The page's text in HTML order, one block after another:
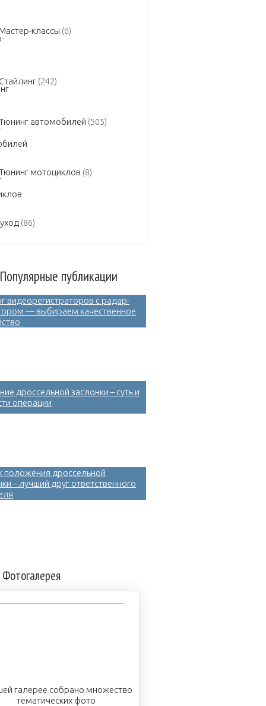
классы (6)
Стайлинг (242)
автомобилей (505)
мотоциклов (8)
(86)
Популярные публикации
видеорегистраторов с радар-
— выбираем качественное
дроссельной заслонки – суть и
операции
положения дроссельной
– лучший друг ответственного
Фотогалерея
галерее собрано множество
тематических фото